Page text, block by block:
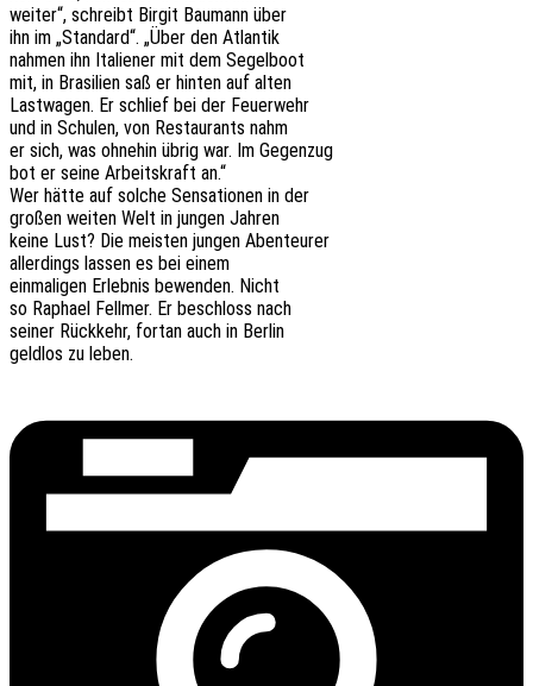
weiter“, schreibt Birgit Baumann über
ihn im „Stan­dard“. „Über den Atlantik
nahmen ihn Italie­ner mit dem Segelboot
mit, in Brasi­li­en saß er hinten auf alten
Last­wa­gen. Er schlief bei der Feuerwehr
und in Schu­len, von Restau­rants nahm
er sich, was ohne­hin übrig war. Im Gegenzug
bot er seine Arbeits­kraft an.“
Wer hätte auf solche Sensa­tio­nen in der
großen weiten Welt in jungen Jahren
keine Lust? Die meis­ten jungen Abenteurer
aller­dings lassen es bei einem
einma­li­gen Erleb­nis bewen­den. Nicht
so Rapha­el Fell­mer. Er beschloss nach
seiner Rück­kehr, fortan auch in Berlin
geld­los zu leben.